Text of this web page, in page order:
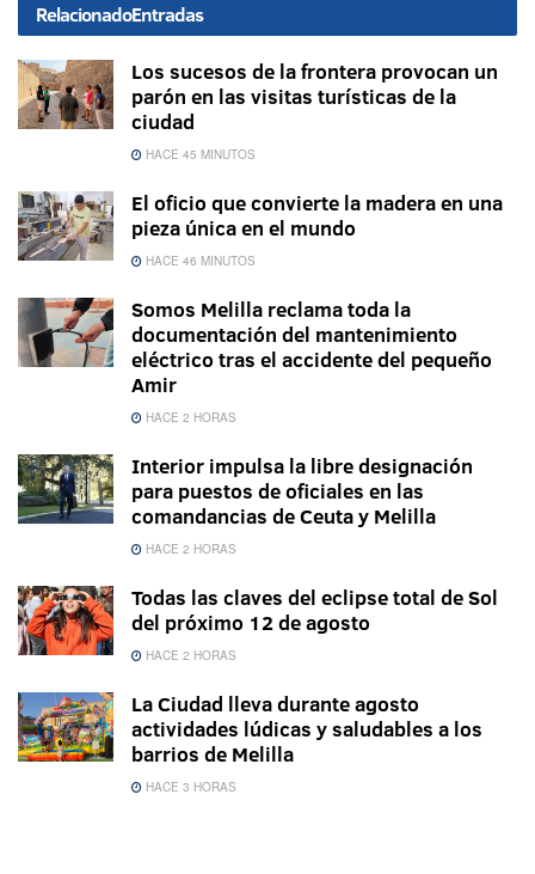
RelacionadoEntradas
Los sucesos de la frontera provocan un
parón en las visitas turísticas de la
ciudad
HACE 45 MINUTOS
El oficio que convierte la madera en una
pieza única en el mundo
HACE 46 MINUTOS
Somos Melilla reclama toda la
documentación del mantenimiento
eléctrico tras el accidente del pequeño
Amir
HACE 2 HORAS
Interior impulsa la libre designación
para puestos de oficiales en las
comandancias de Ceuta y Melilla
HACE 2 HORAS
Todas las claves del eclipse total de Sol
del próximo 12 de agosto
HACE 2 HORAS
La Ciudad lleva durante agosto
actividades lúdicas y saludables a los
barrios de Melilla
HACE 3 HORAS